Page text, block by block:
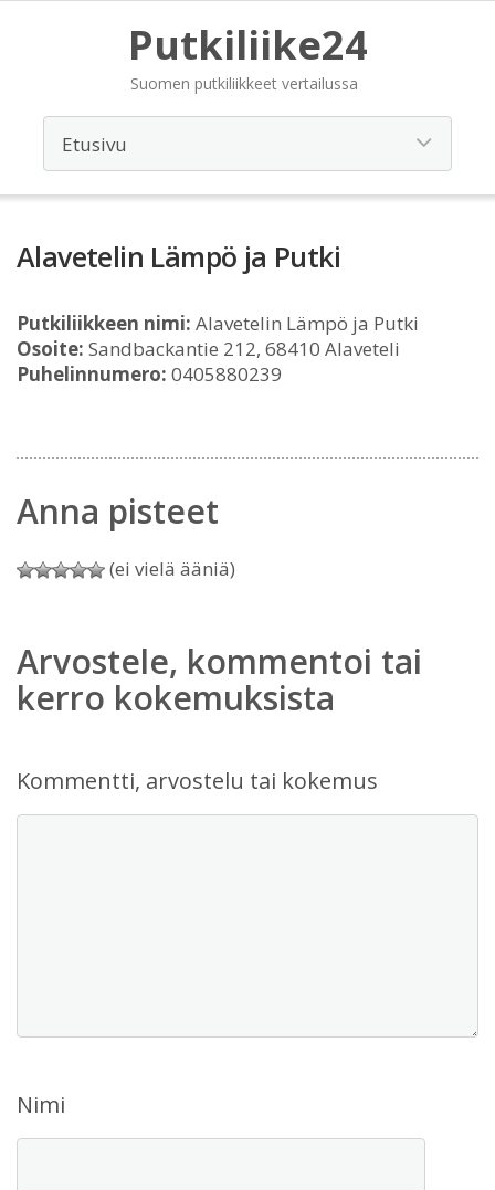
Putkiliike24
Suomen putkiliikkeet vertailussa
Alavetelin Lämpö ja Putki
Putkiliikkeen nimi: Alavetelin Lämpö ja Putki
Osoite: Sandbackantie 212, 68410 Alaveteli
Puhelinnumero: 0405880239
Anna pisteet
(ei vielä ääniä)
Arvostele, kommentoi tai
kerro kokemuksista
Kommentti, arvostelu tai kokemus
Nimi